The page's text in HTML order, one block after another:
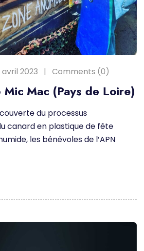
avril 2023 Comments (0)
Mic Mac (Pays de Loire)
du processus
canard en plastique de fête
les bénévoles de l’APN